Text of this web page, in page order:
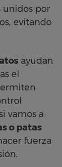
unidos por
evitando
ayudan
el
vamos a
o patas
fuerza